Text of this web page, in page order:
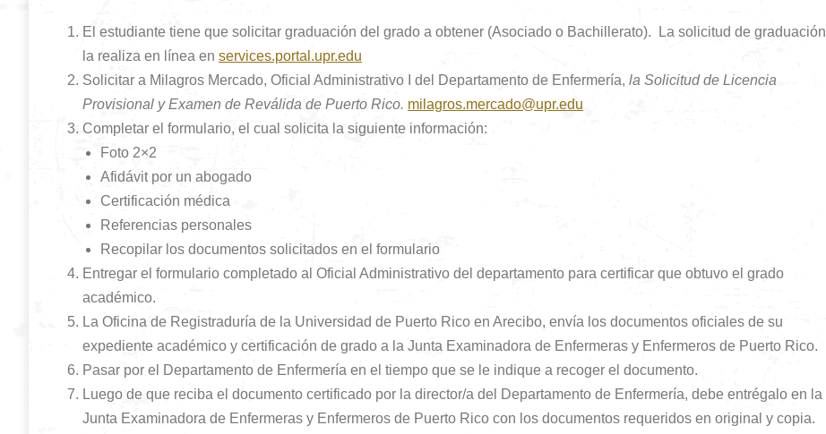
El estudiante tiene que solicitar graduación del grado a obtener (Asociado o Bachillerato). La solicitud de graduación
la realiza en línea en services.portal.upr.edu
Solicitar a Milagros Mercado, Oficial Administrativo I del Departamento de Enfermería, la Solicitud de Licencia
Provisional y Examen de Reválida de Puerto Rico. milagros.mercado@upr.edu
Completar el formulario, el cual solicita la siguiente información:
Foto 2×2
Afidávit por un abogado
Certificación médica
Referencias personales
Recopilar los documentos solicitados en el formulario
Entregar el formulario completado al Oficial Administrativo del departamento para certificar que obtuvo el grado
académico.
La Oficina de Registraduría de la Universidad de Puerto Rico en Arecibo, envía los documentos oficiales de su
expediente académico y certificación de grado a la Junta Examinadora de Enfermeras y Enfermeros de Puerto Rico.
Pasar por el Departamento de Enfermería en el tiempo que se le indique a recoger el documento.
Luego de que reciba el documento certificado por la director/a del Departamento de Enfermería, debe entrégalo en la
Junta Examinadora de Enfermeras y Enfermeros de Puerto Rico con los documentos requeridos en original y copia.